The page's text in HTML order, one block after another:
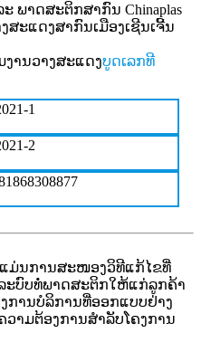
ພາດສະຕິກສາກົນ Chinaplas
ະແດງສາກົນເມືອງເຊີນເຈີ້ນ
ງານວາງສະແດງບູດເລກທີ
ແມ່ນການສະໜອງວິທີແກ້ໄຂທີ່
ະບົບທໍ່ພາດສະຕິກໃຫ້ແກ່ລູກຄ້າ
ານບໍລິການທີ່ອອກແບບຢ່າງ
ວາມຕ້ອງການສຳລັບໂຄງການ